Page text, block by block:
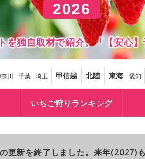
2026
独自取材で紹介。「【安心
川 千葉 埼玉 甲信越 北陸 東海 愛知
いちご狩りランキング
更新を終了しました。来年(2027)